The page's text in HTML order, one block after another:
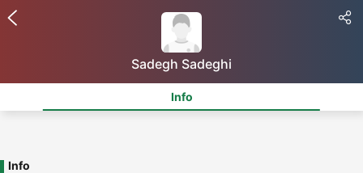
Sadegh Sadeghi
Info
Info